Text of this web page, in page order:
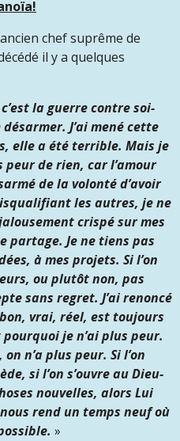
chef suprême de
il y a quelques
la guerre contre soi-
J’ai mené cette
elle a été terrible. Mais je
peur de rien, car l’amour
de la volonté d’avoir
les autres, je ne
crispé sur mes
partage. Je ne tiens pas
à mes projets. Si l’on
ou plutôt non, pas
sans regret. J’ai renoncé
vrai, réel, est toujours
je n’ai plus peur.
n’a plus peur. Si l’on
si l’on s’ouvre au Dieu-
nouvelles, alors Lui
rend un temps neuf où
»